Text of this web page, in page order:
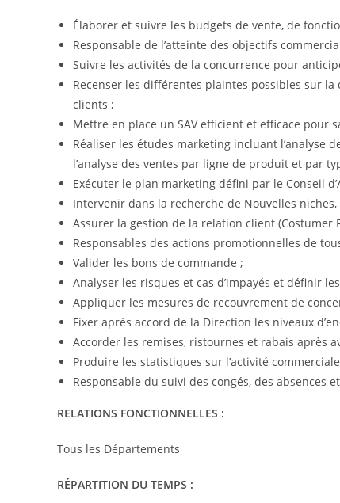
Élaborer et suivre les budgets de vente, de
Responsable de l’atteinte des objectifs
Suivre les activités de la concurrence pour
Recenser les différentes plaintes possibles sur
clients ;
Mettre en place un SAV efficient et efficace pour
Réaliser les études marketing incluant l’analyse
l’analyse des ventes par ligne de produit et par
Exécuter le plan marketing défini par le Conseil
Intervenir dans la recherche de Nouvelles
Assurer la gestion de la relation client (Costumer
Responsables des actions promotionnelles de
Valider les bons de commande ;
Analyser les risques et cas d’impayés et définir
Appliquer les mesures de recouvrement de
Fixer après accord de la Direction les niveaux
Accorder les remises, ristournes et rabais après
Produire les statistiques sur l’activité
Responsable du suivi des congés, des absences
RELATIONS FONCTIONNELLES :
Tous les Départements
RÉPARTITION DU TEMPS :